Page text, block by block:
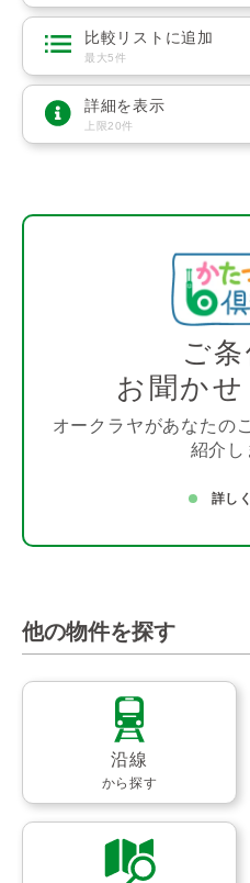
比較リストに追加
最大5件
詳細を表示
上限20件
ご
お聞か
オークラヤがあなたの
紹介し
詳し
他の物件を探す
沿線
から探す